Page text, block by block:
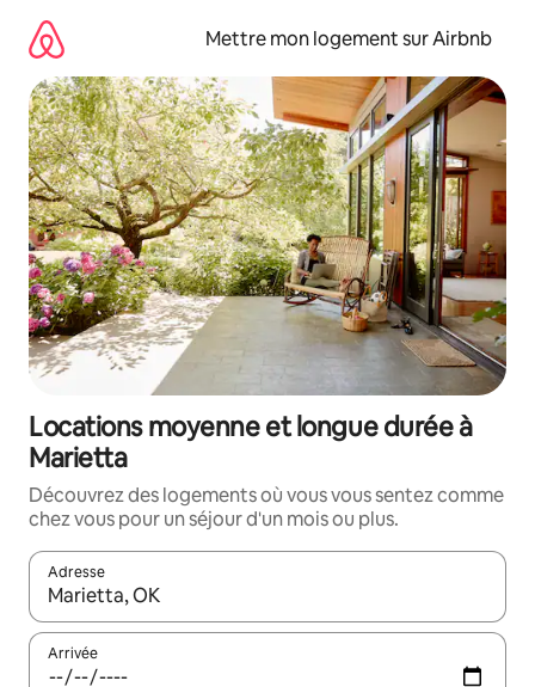
directement
contenu
Mettre mon logement sur Airbnb
Locations moyenne et longue durée à
Marietta
Découvrez des logements où vous vous sentez comme
chez vous pour un séjour d'un mois ou plus.
Adresse
Lorsque les résultats s'affichent, utilisez les flèches vers le
Arrivée